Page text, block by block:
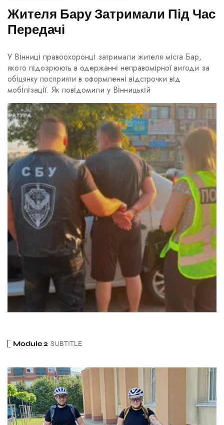
Жителя Бару Затримали Під Час
Передачі
У Вінниці правоохоронці затримали жителя міста Бар,
якого підозрюють в одержанні неправомірної вигоди за
обіцянку посприяти в оформленні відстрочки від
мобілізації. Як повідомили у Вінницькій
Module 2 SUBTITLE